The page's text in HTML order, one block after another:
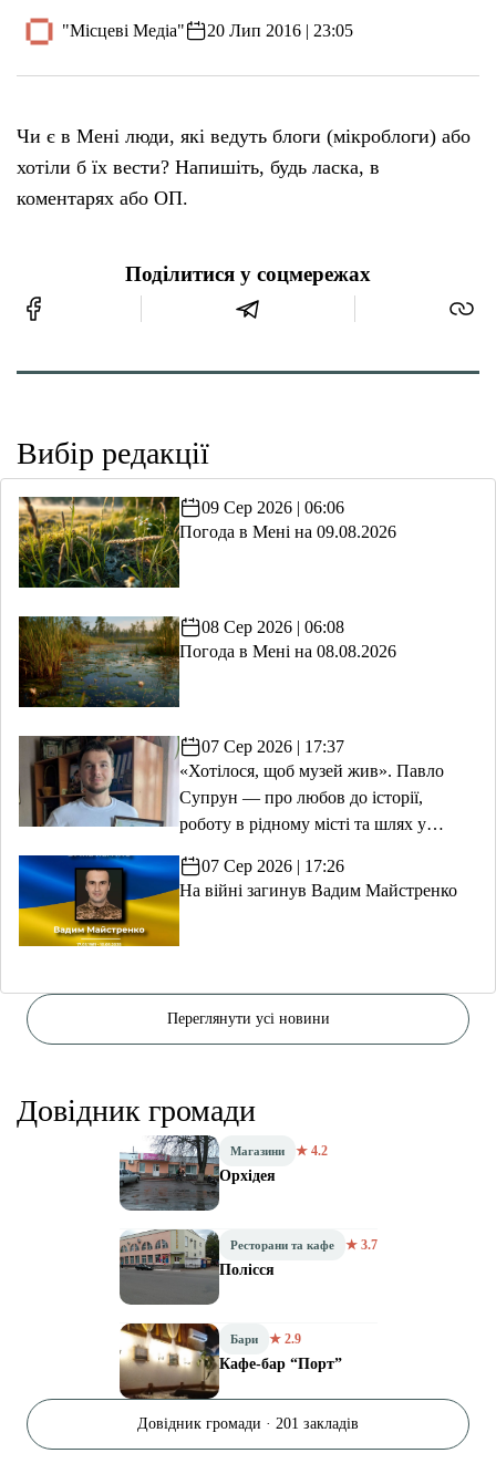
"Місцеві Медіа" 20 Лип 2016 | 23:05
Чи є в Мені люди, які ведуть блоги (мікроблоги) або
хотіли б їх вести? Напишіть, будь ласка, в
коментарях або ОП.
Поділитися у соцмережах
Вибір редакції
09 Сер 2026 | 06:06
Погода в Мені на 09.08.2026
08 Сер 2026 | 06:08
Погода в Мені на 08.08.2026
07 Сер 2026 | 17:37
«Хотілося, щоб музей жив». Павло
Супрун — про любов до історії,
роботу в рідному місті та шлях у
07 Сер 2026 | 17:26
На війні загинув Вадим Майстренко
Переглянути усі новини
Довідник громади
Магазини ★ 4.2
Орхідея
Ресторани та кафе ★ 3.7
Полісся
Бари ★ 2.9
Кафе-бар “Порт”
Довідник громади · 201 закладів